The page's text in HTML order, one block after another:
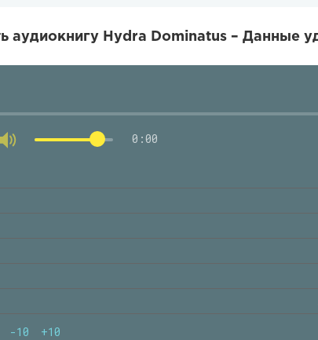
аудиокнигу Hydra Dominatus – Данные
0:00
-10 +10